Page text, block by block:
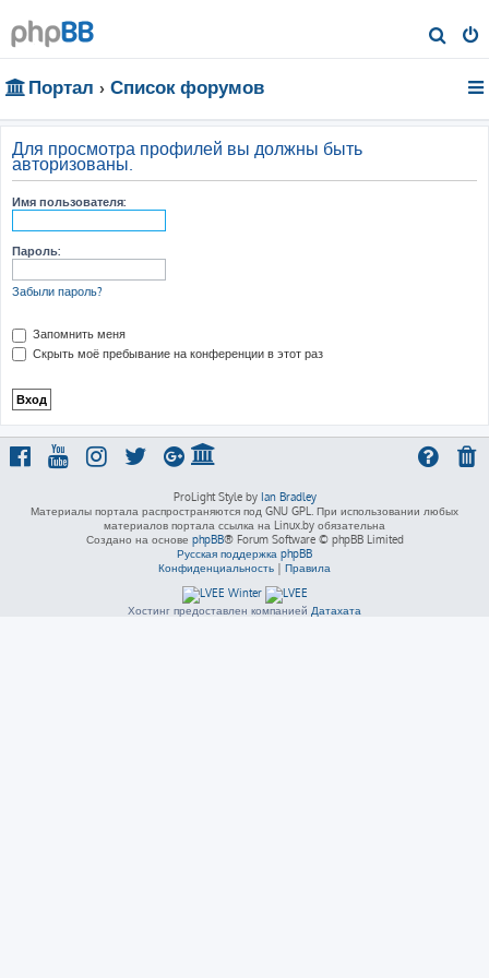
о
Портал Список форумов
Для просмотра профилей вы должны быть
авторизованы.
Имя пользователя:
Пароль:
Забыли пароль?
Запомнить меня
Скрыть моё пребывание на конференции в этот раз
ProLight Style by Ian Bradley
Материалы портала распространяются под GNU GPL. При использовании любых
материалов портала ссылка на Linux.by обязательна
Создано на основе phpBB® Forum Software © phpBB Limited
Русская поддержка phpBB
Конфиденциальность | Правила
Хостинг предоставлен компанией Датахата